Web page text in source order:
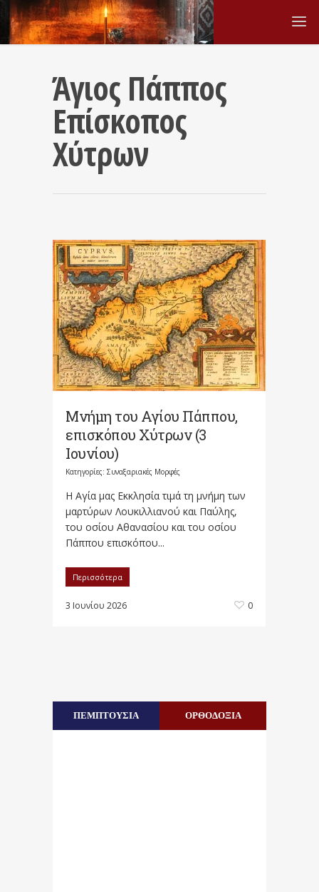
Άγιος Πάππος
Επίσκοπος
Χύτρων
Μνήμη του Αγίου Πάππου,
επισκόπου Χύτρων (3
Ιουνίου)
Κατηγορίες: Συναξαριακές Μορφές
Η Aγία μας Εκκλησία τιμά τη μνήμη των
μαρτύρων Λουκιλλιανού και Παύλης,
του οσίου Αθανασίου και του οσίου
Πάππου επισκόπου...
Περισσότερα
3 Ιουνίου 2026 0
ΠΕΜΠΤΟΥΣΙΑ ΟΡΘΟΔΟΞΙΑ